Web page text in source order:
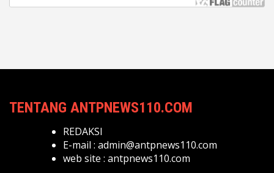
TENTANG ANTPNEWS110.COM
REDAKSI
E-mail : admin@antpnews110.com
web site : antpnews110.com